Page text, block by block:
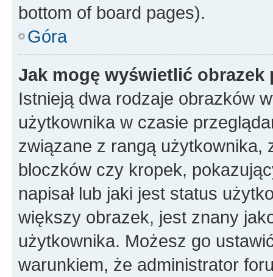
bottom of board pages).
Góra
Jak mogę wyświetlić
Istnieją dwa rodzaje obrazków
użytkownika w czasie
związane z rangą użytkownika,
bloczków czy kropek,
napisał lub jaki jest status
większy obrazek, jest znany
użytkownika. Możesz go
warunkiem, że administrator